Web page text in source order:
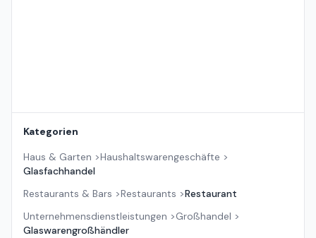
Kategorien
Haus & Garten >Haushaltswarengeschäfte >
Glasfachhandel
Restaurants & Bars >Restaurants >Restaurant
Unternehmensdienstleistungen >Großhandel >
Glaswarengroßhändler